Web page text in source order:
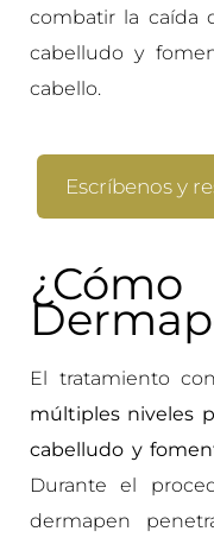
combatir la caída
cabelludo y
cabello.
Escríbenos y
El tratamiento
múltiples niveles
cabelludo y
Durante el
dermapen